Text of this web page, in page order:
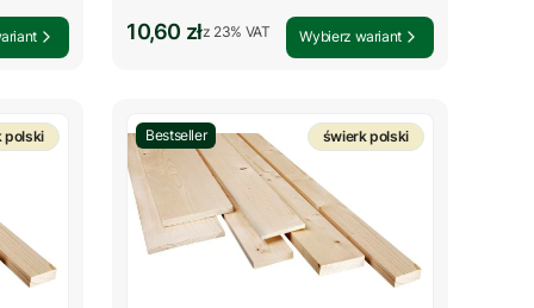
Cena brutto
10,60 złz %s VAT
z 23% VAT Wybierz wariant
polski Bestseller świerk polski